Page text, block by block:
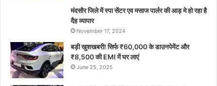
मंदसौर जिले में स्पा सेंटर एव मसाज पार्लर की आड़ मे हो रहा है
दैह व्यापार
November 17, 2024
बड़ी खुशखबरी! सिर्फ ₹60,000 के डाउनपेमेंट और
₹8,500 की EMI में घर लाएं
June 25, 2025